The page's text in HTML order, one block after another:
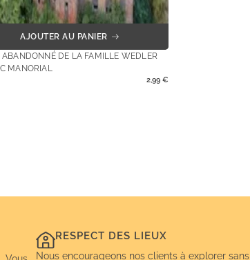
AJOUTER AU PANIER
ABANDONNÉ DE LA FAMILLE WEDLER
MANORIAL
2,99 €
RESPECT DES LIEUX
Nous encourageons nos clients à explorer sans